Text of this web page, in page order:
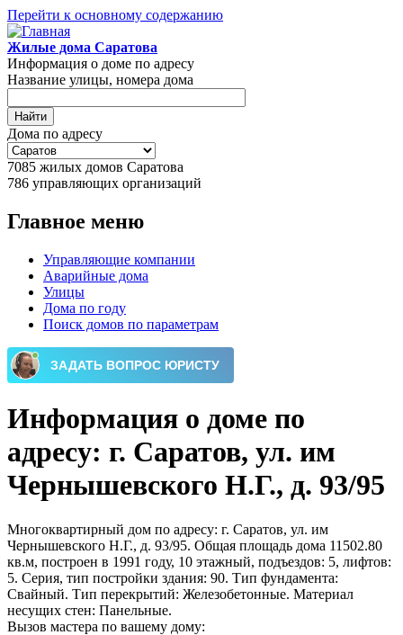
Перейти к основному содержанию
Жилые дома Саратова
Информация о доме по адресу
Название улицы, номера дома
Дома по адресу
7085 жилых домов Саратова
786 управляющих организаций
Главное меню
Управляющие компании
Аварийные дома
Улицы
Дома по году
Поиск домов по параметрам
Информация о доме по
адресу: г. Саратов, ул. им
Чернышевского Н.Г., д. 93/95
Многоквартирный дом по адресу: г. Саратов, ул. им
Чернышевского Н.Г., д. 93/95. Общая площадь дома 11502.80
кв.м, построен в 1991 году, 10 этажный, подъездов: 5, лифтов:
5. Серия, тип постройки здания: 90. Тип фундамента:
Свайный. Тип перекрытий: Железобетонные. Материал
несущих стен: Панельные.
Вызов мастера по вашему дому: